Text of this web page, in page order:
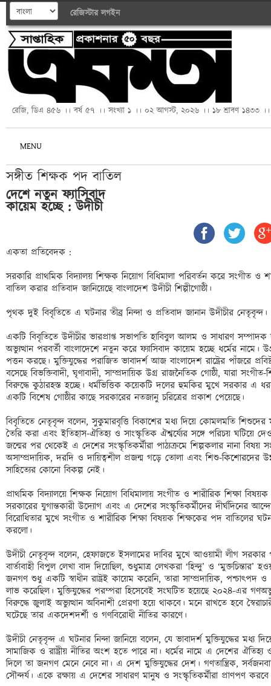
রেজিস্টার লগইন
রেজি, ডিএ ৪৫৬ ।। বর্ষ ৫৭ ।। সংখ্যা ১ ।। ০২ আগস্ট, ২০২৬ ।। ১৮ শ্রাবণ ১৪৩৩ ।।
MENU
সঙ্গীত শিক্ষক পদ বাতিল
দেশে নতুন ফ্যাসিবাদ
কায়েম হচ্ছে : উদীচী
একতা প্রতিবেদক :
সরকারি প্রাথমিক বিদ্যালয় শিক্ষক নিয়োগ বিধিমালা পরিবর্তন করে সংগীত ও
বাতিল করার প্রতিবাদ জানিয়েছে বাংলাদেশ উদীচী শিল্পীগোষ্ঠী।
পৃথক দুই বিবৃতিতে এ ঘটনার তীব্র নিন্দা ও প্রতিবাদ জানান উদীচীর নেতৃবৃন্দ।
একটি বিবৃতিতে উদীচীর ভারপ্রাপ্ত সভাপতি হাবিবুল আলম ও সাধারণ
অভ্যুত্থান পরবর্তী বাংলাদেশে নতুন করে ফ্যাসিবাদ কায়েম হচ্ছে ধর্মের নামে।
পত্তন করছে। মুক্তিযুদ্ধের পরাজিত ভাবাদর্শ আজ বাংলাদেশ রাষ্ট্রের পাঁজরে
বসেছে বিভক্তিবাদী, ঘৃণাবাদী, সাম্প্রদায়িক উগ্র রাজনৈতিক গোষ্ঠী, যারা
বিরুদ্ধে কুঠারহস্ত হচ্ছে। ধর্মভিত্তিক কয়েকটি দলের হুমকির মুখে সরকার এ
একটি বিশেষ গোষ্ঠীর কাছে সরকারের নতজানু চরিত্রের প্রকাশ পেয়েছে।
বিবৃতিতে নেতৃবৃন্দ বলেন, সুকুমারবৃত্তি বিকাশের মধ্য দিয়ে কোমলমতি শিশুদের
তৈরি করা এবং ইতিহাস-ঐতিহ্য ও সাংস্কৃতিক ঐশ্বর্য্যের সঙ্গে পরিচয় ঘটিয়ে
জন্মের পর থেকেই এ দেশের সংস্কৃতিকর্মীরা পাঠ্যক্রমে শিল্পকলার নানা বিষয়
অসাম্প্রদায়িক, দরদি ও দায়িত্বশীল প্রজন্ম গড়ে তোলা এবং শিশু-কিশোরদের
সাহিত্যের কোনো বিকল্প নেই।
প্রাথমিক বিদ্যালয়ে শিক্ষক নিয়োগ বিধিমালায় সংগীত ও শারীরিক শিক্ষা
সরকারের যুগান্তকারী উদ্যোগ এবং এ দেশের সংস্কৃতিকর্মীদের দীর্ঘদিনের
বিরোধিতার মুখে সংগীত ও শারীরিক শিক্ষা বিষয়ক শিক্ষকের পদ বাতিলের
করলো।
উদীচী নেতৃবৃন্দ বলেন, হেফাজতে ইসলামের দাবির মুখে আওয়ামী লীগ সরকার
বার্তাবাহী বিপুল লেখা বাদ দিয়েছিল, শুধুমাত্র লেখকরা ‘হিন্দু’ ও ‘মুক্তচিন্তার’
জনগণ শুধু একটি স্বাধীন রাষ্ট্রই কায়েম করেনি, তারা সাম্প্রদায়িক, পশ্চাৎপদ ও
লাভ করেছিল। মুক্তিযুদ্ধের পরম্পরা হিসেবেই সংঘটিত হয়েছে ২০২৪-এর
বিরুদ্ধে জুলাই অভ্যুত্থান অবিনাশী প্রেরণা হয়ে থাকবে। মনে রাখতে হবে
ঘটেছে তার একদেশদর্শী ও গণবিরোধী নীতির কারণে।
উদীচী নেতৃবৃন্দ এ ঘটনার নিন্দা জানিয়ে বলেন, যে ভাবাদর্শ মুক্তিযুদ্ধের
সামাজিক ও রাষ্ট্রীয় নীতির অংশ হতে পারে না। ধর্মের নামে এ দেশের
দিলে তা জনগণ মেনে নেবে না। এ দেশ মুক্তিযুদ্ধের দেশ। গণতান্ত্রিক,
সৌন্দর্য। একে রক্ষায় এ দেশের সাধারণ মানুষ ও সংস্কৃতিকর্মীরা প্রাণপণ